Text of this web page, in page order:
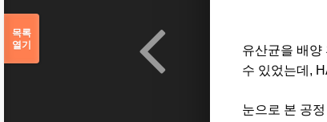
유산균을 배양
수 있었는데,
눈으로 본 공
목록
열기